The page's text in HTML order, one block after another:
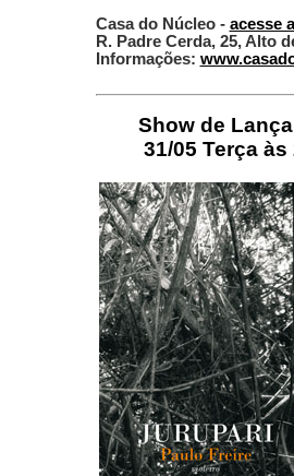
Casa do Núcleo - acesse
R. Padre Cerda, 25, Alto
Informações:
Show de
31/05 Terça